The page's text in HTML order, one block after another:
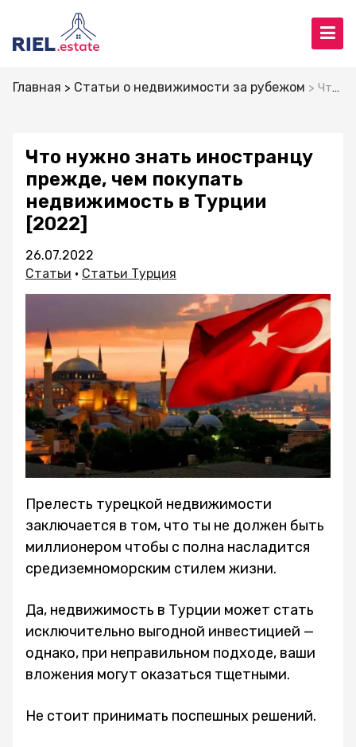
Главная Статьи о недвижимости за рубежом Что нужно знать иностранцу прежде, чем покупать недвижимость в Турции [2022]
Что нужно знать иностранцу
прежде, чем покупать
недвижимость в Турции
[2022]
26.07.2022
Статьи • Статьи Турция
Прелесть турецкой недвижимости
заключается в том, что ты не должен быть
миллионером чтобы с полна насладится
средиземноморским стилем жизни.
Да, недвижимость в Турции может стать
исключительно выгодной инвестицией —
однако, при неправильном подходе, ваши
вложения могут оказаться тщетными.
Не стоит принимать поспешных решений.